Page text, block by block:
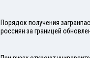
Порядок получения
россиян за границей